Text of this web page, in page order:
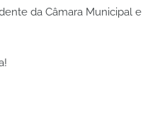
da Câmara Municipal e